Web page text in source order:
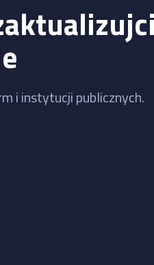
i instytucji publicznych.